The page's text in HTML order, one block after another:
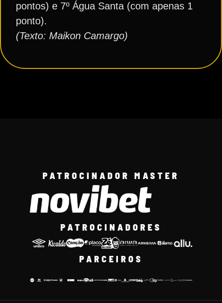
pontos) e 7º Água Santa (com apenas 1
ponto).
(Texto: Maikon Camargo)
PATROCINADOR MASTER
PATROCINADORES
PARCEIROS